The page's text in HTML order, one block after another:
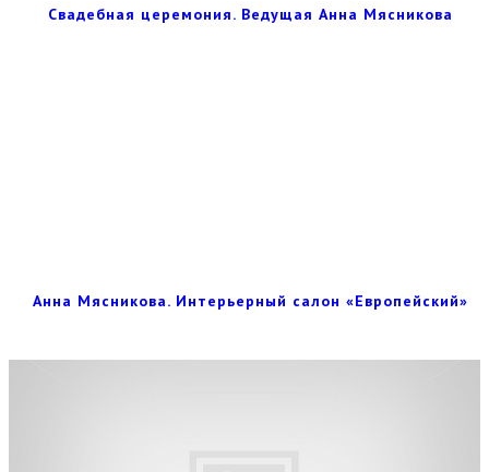
Свадебная церемония. Ведущая Анна Мясникова
Анна Мясникова. Интерьерный салон «Европейский»